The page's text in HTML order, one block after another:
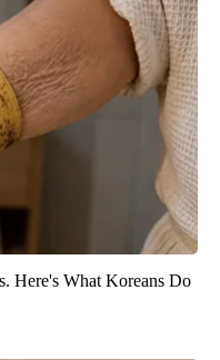
Here's What Koreans Do